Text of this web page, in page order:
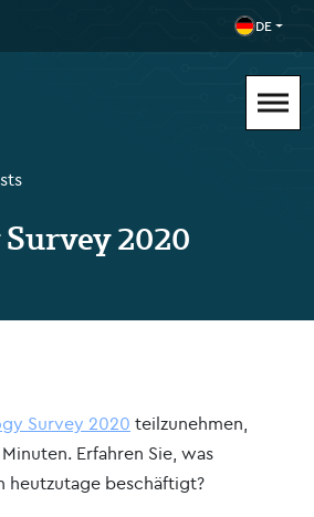
DE
2020
Survey 2020 teilzunehmen,
Erfahren Sie, was
heutzutage beschäftigt?